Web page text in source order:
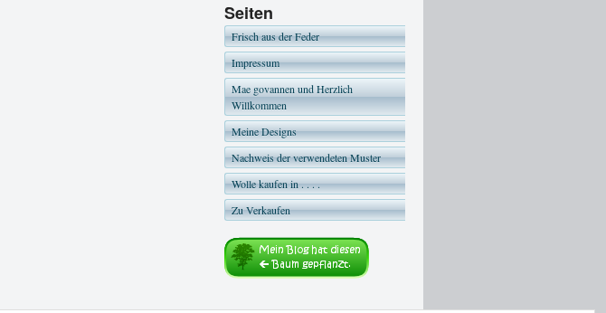
Seiten
Frisch aus der Feder
Impressum
Mae govannen und Herzlich
Willkommen
Meine Designs
Nachweis der verwendeten Muster
Wolle kaufen in . . . .
Zu Verkaufen